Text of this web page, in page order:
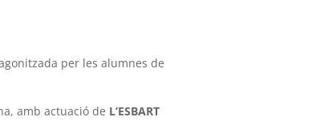
per les alumnes de
amb actuació de L’ESBART